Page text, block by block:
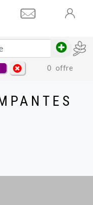
0 offre